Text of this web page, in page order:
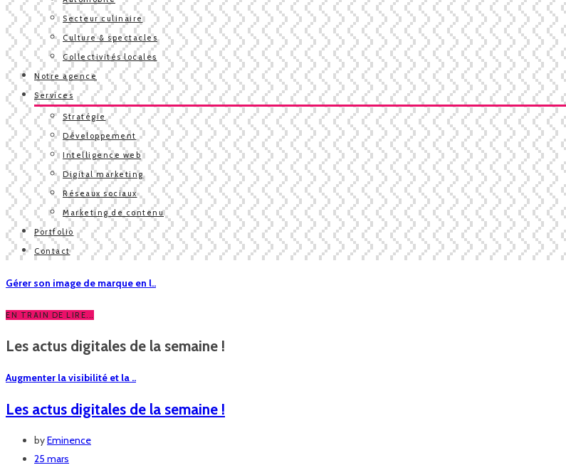
Secteur culinaire
Culture & spectacles
Collectivités locales
Notre agence
Services
Stratégie
Développement
Intelligence web
Digital marketing
Réseaux sociaux
Marketing de contenu
Portfolio
Contact
Gérer son image de marque en l..
EN TRAIN DE LIRE...
Les actus digitales de la semaine !
Augmenter la visibilité et la ..
Les actus digitales de la semaine !
byEminence
25 mars